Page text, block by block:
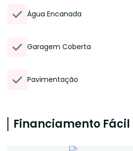
Água Encanada
Garagem Coberta
Pavimentação
Financiamento Fácil